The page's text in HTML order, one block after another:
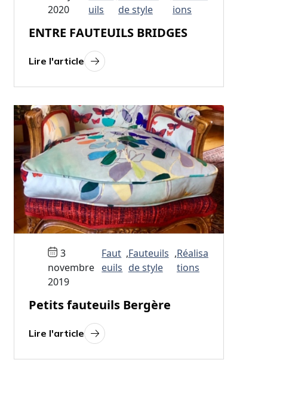
2020
uils
de style
ions
ENTRE FAUTEUILS BRIDGES
Lire l'article
3
novembre
2019
Faut
euils
,Fauteuils
de style
,Réalisa
tions
Petits fauteuils Bergère
Lire l'article